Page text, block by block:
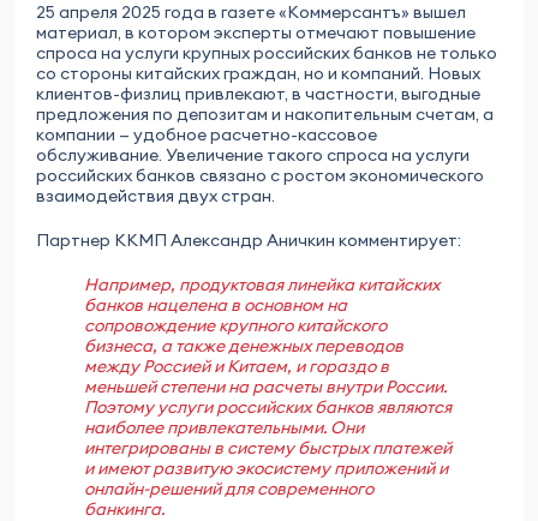
25 апреля 2025 года в газете «Коммерсантъ» вышел
материал, в котором эксперты отмечают повышение
спроса на услуги крупных российских банков не только
со стороны китайских граждан, но и компаний. Новых
клиентов-физлиц привлекают, в частности, выгодные
предложения по депозитам и накопительным счетам, а
компании — удобное расчетно-кассовое
обслуживание. Увеличение такого спроса на услуги
российских банков связано с ростом экономического
взаимодействия двух стран.
Партнер ККМП Александр Аничкин комментирует:
Например, продуктовая линейка китайских
банков нацелена в основном на
сопровождение крупного китайского
бизнеса, а также денежных переводов
между Россией и Китаем, и гораздо в
меньшей степени на расчеты внутри России.
Поэтому услуги российских банков являются
наиболее привлекательными. Они
интегрированы в систему быстрых платежей
и имеют развитую экосистему приложений и
онлайн-решений для современного
банкинга.